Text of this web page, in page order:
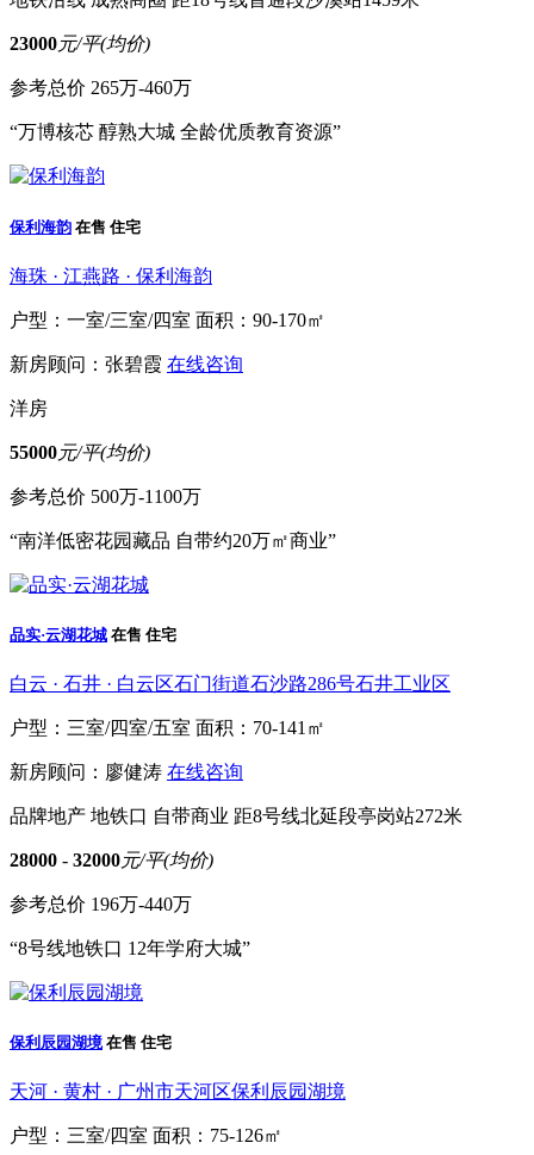
23000元/平(均价)
参考总价 265万-460万
“万博核芯 醇熟大城 全龄优质教育资源”
保利海韵 在售 住宅
海珠 · 江燕路 · 保利海韵
户型：一室/三室/四室 面积：90-170㎡
新房顾问：张碧霞 在线咨询
洋房
55000元/平(均价)
参考总价 500万-1100万
“南洋低密花园藏品 自带约20万㎡商业”
品实·云湖花城 在售 住宅
白云 · 石井 · 白云区石门街道石沙路286号石井工业区
户型：三室/四室/五室 面积：70-141㎡
新房顾问：廖健涛 在线咨询
品牌地产 地铁口 自带商业 距8号线北延段亭岗站272米
28000 - 32000元/平(均价)
参考总价 196万-440万
“8号线地铁口 12年学府大城”
保利辰园湖境 在售 住宅
天河 · 黄村 · 广州市天河区保利辰园湖境
户型：三室/四室 面积：75-126㎡